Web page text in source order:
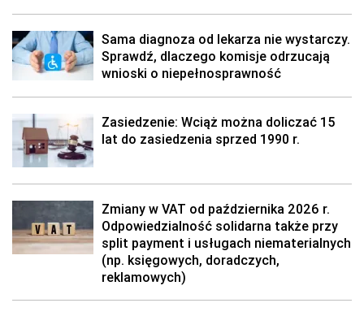
Sama diagnoza od lekarza nie wystarczy.
Sprawdź, dlaczego komisje odrzucają
wnioski o niepełnosprawność
Zasiedzenie: Wciąż można doliczać 15
lat do zasiedzenia sprzed 1990 r.
Zmiany w VAT od października 2026 r.
Odpowiedzialność solidarna także przy
split payment i usługach niematerialnych
(np. księgowych, doradczych,
reklamowych)